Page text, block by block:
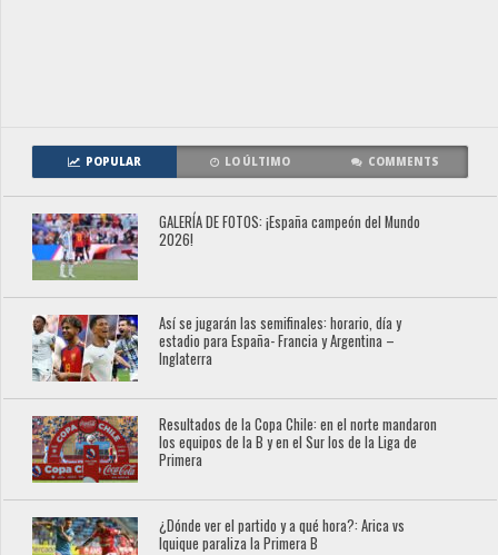
POPULAR LO ÚLTIMO COMMENTS
GALERÍA DE FOTOS: ¡España campeón del Mundo
2026!
Así se jugarán las semifinales: horario, día y
estadio para España- Francia y Argentina –
Inglaterra
Resultados de la Copa Chile: en el norte mandaron
los equipos de la B y en el Sur los de la Liga de
Primera
¿Dónde ver el partido y a qué hora?: Arica vs
Iquique paraliza la Primera B